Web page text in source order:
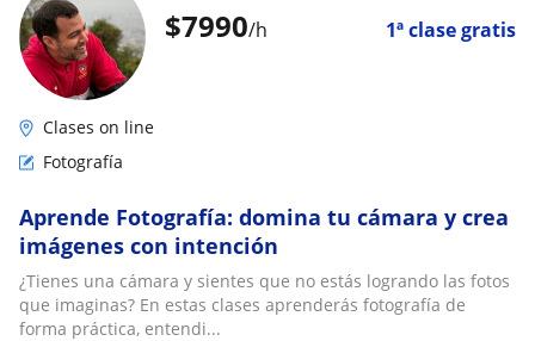
$7990/h 1ª clase gratis
Clases on line
Fotografía
Aprende Fotografía: domina tu cámara y crea
imágenes con intención
¿Tienes una cámara y sientes que no estás logrando las fotos
que imaginas? En estas clases aprenderás fotografía de
forma práctica, entendi...